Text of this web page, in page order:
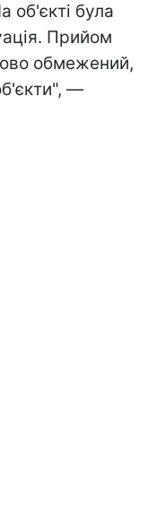
об'єкті була
Прийом
обмежений,
—